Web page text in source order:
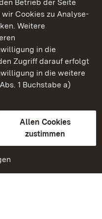
Betrieb der Seite
Cookies zu Analyse-
Weitere
in die
Zugriff darauf erfolgt
in die weitere
1 Buchstabe a)
Allen Cookies
zustimmen
Baden-Württemberg